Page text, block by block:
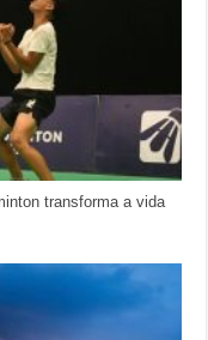
transforma a vida